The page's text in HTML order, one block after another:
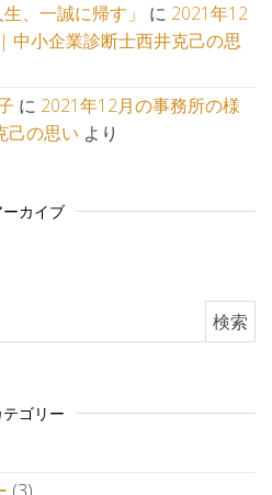
、一誠に帰す」
に 2021年12
中小企業診断士西井克己の思
に 2021年12月の事務所の様
己の思い より
ーカイブ
テゴリー